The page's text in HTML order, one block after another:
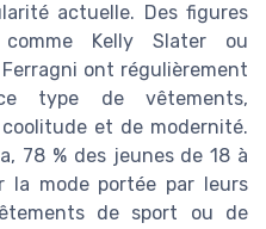
actuelle. Des figures
Kelly Slater ou
ont régulièrement
type de vêtements,
et de modernité.
78 % des jeunes de 18 à
la mode portée par leurs
de sport ou de